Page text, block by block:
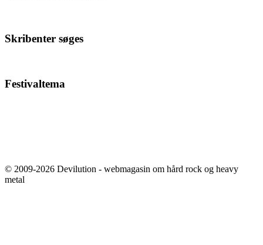
Skribenter søges
Festivaltema
© 2009-2026 Devilution - webmagasin om hård rock og heavy
metal